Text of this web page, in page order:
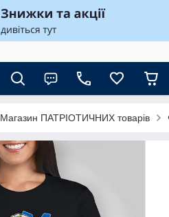
Магазин ПАТРІОТИЧНИХ товарів